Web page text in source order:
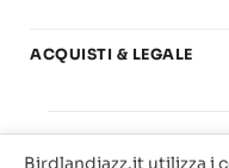
Basi play-along
Offerte
Carta del Docente
ACQUISTI & LEGALE
Birdlandjazz.it utilizza i